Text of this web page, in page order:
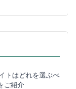
トはどれを選ぶべ
ご紹介